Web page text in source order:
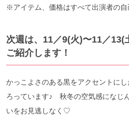
※アイテム、価格はすべて出演者の自
次週は、11／9(火)〜11／13(
ご紹介します！
かっこよさのある黒をアクセントに
ろっています♪ 秋冬の空気感になじ
いをお見逃しなく♡